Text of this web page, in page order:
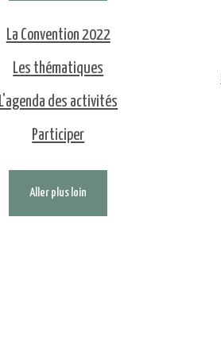
La Convention 2022
Les thématiques
L'agenda des activités
Participer
Aller plus loin